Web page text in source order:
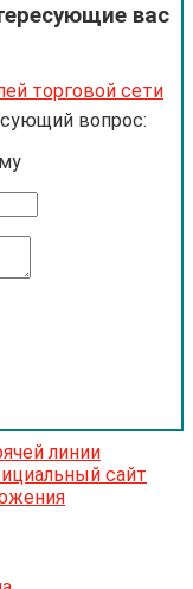
вас
торговой сети
вопрос:
линии
сайт